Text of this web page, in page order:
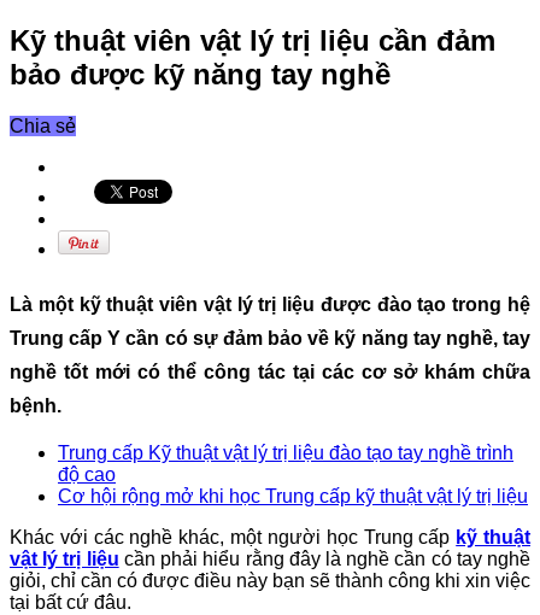
Kỹ thuật viên vật lý trị liệu cần đảm
bảo được kỹ năng tay nghề
Chia sẻ
Là một kỹ thuật viên vật lý trị liệu được đào tạo trong hệ
Trung cấp Y cần có sự đảm bảo về kỹ năng tay nghề, tay
nghề tốt mới có thể công tác tại các cơ sở khám chữa
bệnh.
Trung cấp Kỹ thuật vật lý trị liệu đào tạo tay nghề trình
độ cao
Cơ hội rộng mở khi học Trung cấp kỹ thuật vật lý trị liệu
Khác với các nghề khác, một người học Trung cấp kỹ thuật
vật lý trị liệu cần phải hiểu rằng đây là nghề cần có tay nghề
giỏi, chỉ cần có được điều này bạn sẽ thành công khi xin việc
tại bất cứ đâu.